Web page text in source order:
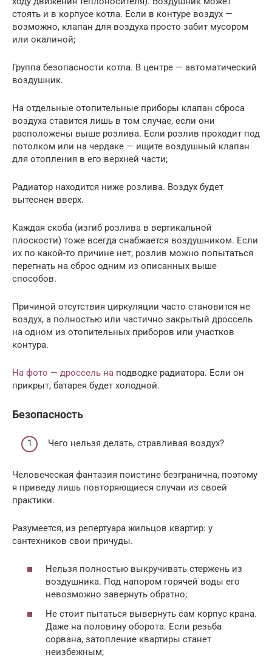
стоять и в корпусе котла. Если в контуре воздух —
возможно, клапан для воздуха просто забит мусором
или окалиной;
Группа безопасности котла. В центре — автоматический
воздушник.
На отдельные отопительные приборы клапан сброса
воздуха ставится лишь в том случае, если они
расположены выше розлива. Если розлив проходит под
потолком или на чердаке — ищите воздушный клапан
для отопления в его верхней части;
Радиатор находится ниже розлива. Воздух будет
вытеснен вверх.
Каждая скоба (изгиб розлива в вертикальной
плоскости) тоже всегда снабжается воздушником. Если
их по какой-то причине нет, розлив можно попытаться
перегнать на сброс одним из описанных выше
способов.
Причиной отсутствия циркуляции часто становится не
воздух, а полностью или частично закрытый дроссель
на одном из отопительных приборов или участков
контура.
На фото — дроссель на подводке радиатора. Если он
прикрыт, батарея будет холодной.
Безопасность
Чего нельзя делать, стравливая воздух?
Человеческая фантазия поистине безгранична, поэтому
я приведу лишь повторяющиеся случаи из своей
практики.
Разумеется, из репертуара жильцов квартир: у
сантехников свои причуды.
Нельзя полностью выкручивать стержень из
воздушника. Под напором горячей воды его
невозможно завернуть обратно;
Не стоит пытаться вывернуть сам корпус крана.
Даже на половину оборота. Если резьба
сорвана, затопление квартиры станет
неизбежным;